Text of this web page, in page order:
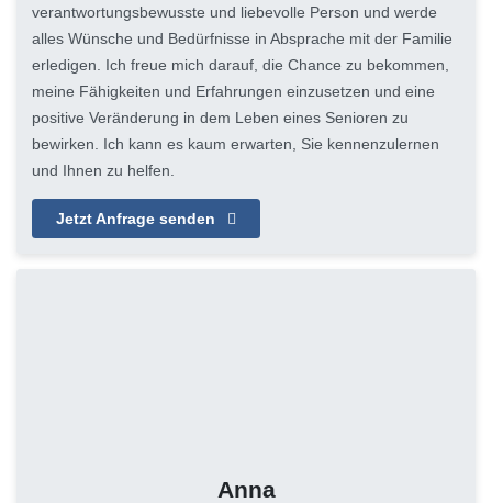
verantwortungsbewusste und liebevolle Person und werde
alles Wünsche und Bedürfnisse in Absprache mit der Familie
erledigen. Ich freue mich darauf, die Chance zu bekommen,
meine Fähigkeiten und Erfahrungen einzusetzen und eine
positive Veränderung in dem Leben eines Senioren zu
bewirken. Ich kann es kaum erwarten, Sie kennenzulernen
und Ihnen zu helfen.
Jetzt Anfrage senden
Anna